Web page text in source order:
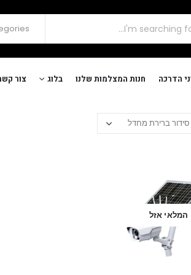
הדרכה חנות המצלמות שלנו בלוג צור
המלאי אזל